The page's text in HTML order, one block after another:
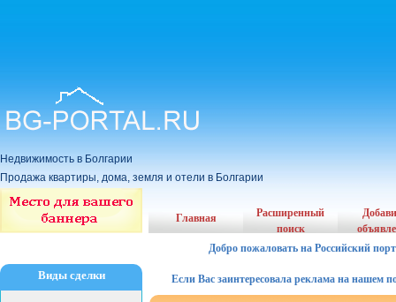
Недвижимость в Болгарии
Продажа квартиры, дома, земля и отели в Болгарии
Виды сделки
Главная
Расширенный
поиск
Добро пожаловать на Российский
Если Вас заинтересовала реклама на нашем